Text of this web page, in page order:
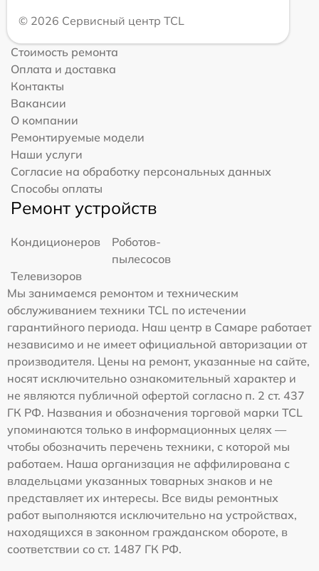
© 2026 Сервисный центр TCL
Стоимость ремонта
Оплата и доставка
Контакты
Вакансии
О компании
Ремонтируемые модели
Наши услуги
Согласие на обработку персональных данных
Способы оплаты
Ремонт устройств
Кондиционеров
Роботов-
пылесосов
Телевизоров
Мы занимаемся ремонтом и техническим
обслуживанием техники TCL по истечении
гарантийного периода. Наш центр в Самаре работает
независимо и не имеет официальной авторизации от
производителя. Цены на ремонт, указанные на сайте,
носят исключительно ознакомительный характер и
не являются публичной офертой согласно п. 2 ст. 437
ГК РФ. Названия и обозначения торговой марки TCL
упоминаются только в информационных целях —
чтобы обозначить перечень техники, с которой мы
работаем. Наша организация не аффилирована с
владельцами указанных товарных знаков и не
представляет их интересы. Все виды ремонтных
работ выполняются исключительно на устройствах,
находящихся в законном гражданском обороте, в
соответствии со ст. 1487 ГК РФ.